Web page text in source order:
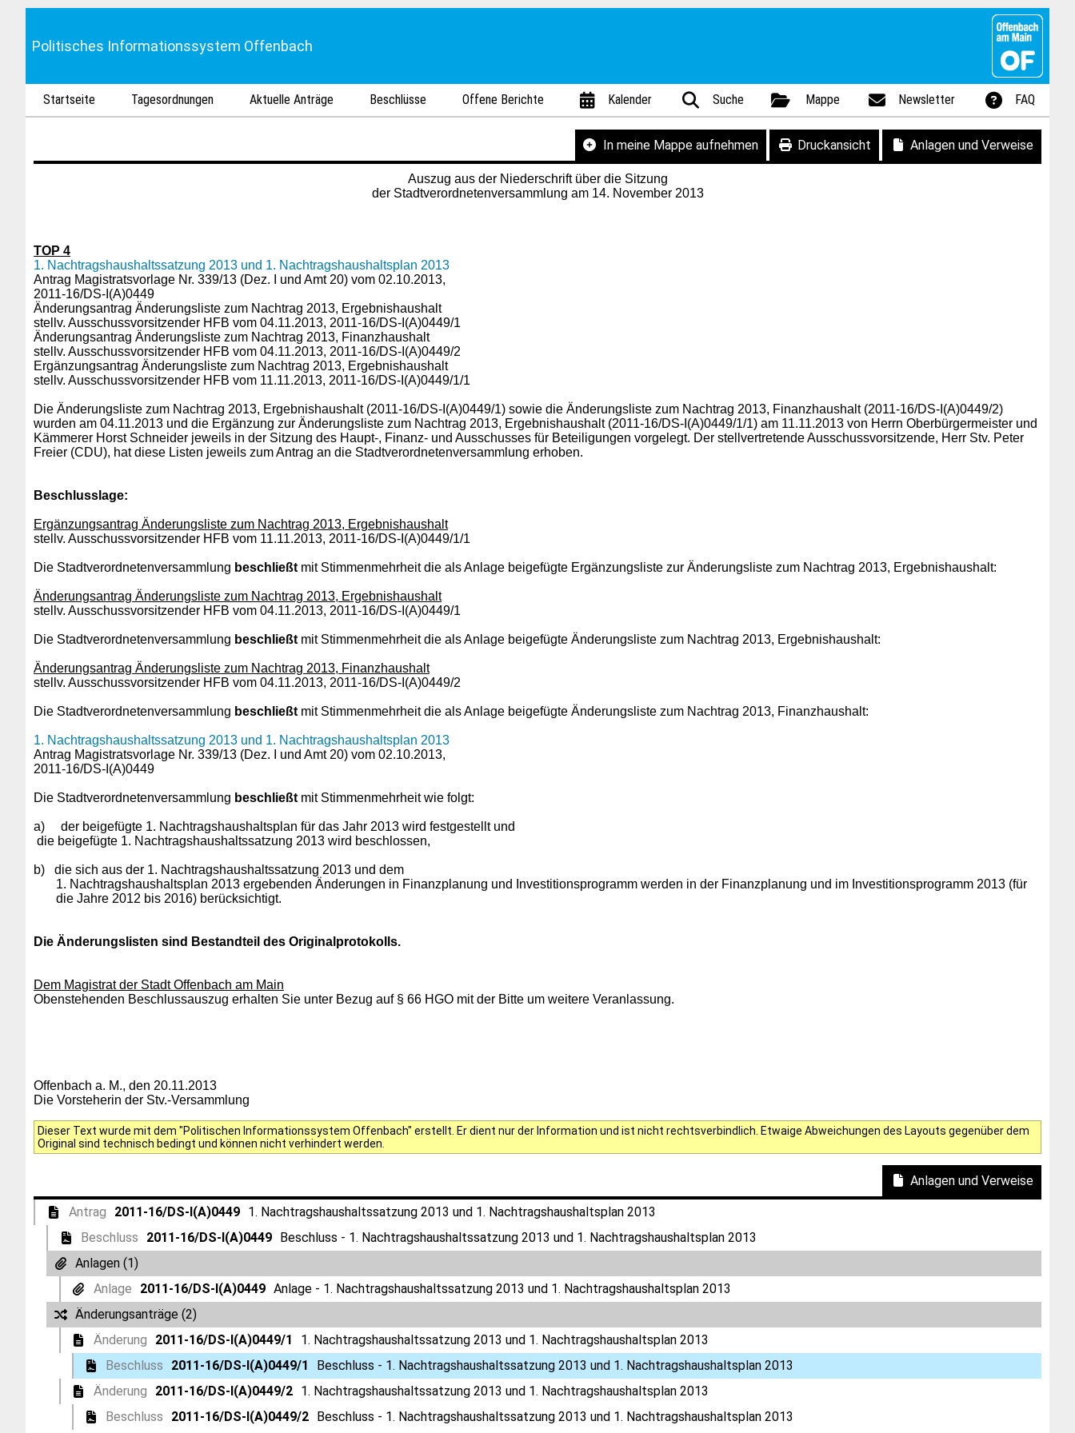
Politisches Informationssystem Offenbach
Startseite Tagesordnungen Aktuelle Anträge Beschlüsse Offene Berichte Kalender Suche Mappe Newsletter FAQ
In meine Mappe aufnehmen Druckansicht Anlagen und Verweise
Auszug aus der Niederschrift über die Sitzung
der Stadtverordnetenversammlung am 14. November 2013
TOP 4
1. Nachtragshaushaltssatzung 2013 und 1. Nachtragshaushaltsplan 2013
Antrag Magistratsvorlage Nr. 339/13 (Dez. I und Amt 20) vom 02.10.2013,
2011-16/DS-I(A)0449
Änderungsantrag Änderungsliste zum Nachtrag 2013, Ergebnishaushalt
stellv. Ausschussvorsitzender HFB vom 04.11.2013, 2011-16/DS-I(A)0449/1
Änderungsantrag Änderungsliste zum Nachtrag 2013, Finanzhaushalt
stellv. Ausschussvorsitzender HFB vom 04.11.2013, 2011-16/DS-I(A)0449/2
Ergänzungsantrag Änderungsliste zum Nachtrag 2013, Ergebnishaushalt
stellv. Ausschussvorsitzender HFB vom 11.11.2013, 2011-16/DS-I(A)0449/1/1
Die Änderungsliste zum Nachtrag 2013, Ergebnishaushalt (2011-16/DS-I(A)0449/1) sowie die Änderungsliste zum Nachtrag 2013, Finanzhaushalt (2011-16/DS-I(A)0449/2)
wurden am 04.11.2013 und die Ergänzung zur Änderungsliste zum Nachtrag 2013, Ergebnishaushalt (2011-16/DS-I(A)0449/1/1) am 11.11.2013 von Herrn Oberbürgermeister und
Kämmerer Horst Schneider jeweils in der Sitzung des Haupt-, Finanz- und Ausschusses für Beteiligungen vorgelegt. Der stellvertretende Ausschussvorsitzende, Herr Stv. Peter
Freier (CDU), hat diese Listen jeweils zum Antrag an die Stadtverordnetenversammlung erhoben.
Beschlusslage:
Ergänzungsantrag Änderungsliste zum Nachtrag 2013, Ergebnishaushalt
stellv. Ausschussvorsitzender HFB vom 11.11.2013, 2011-16/DS-I(A)0449/1/1
Die Stadtverordnetenversammlung beschließt mit Stimmenmehrheit die als Anlage beigefügte Ergänzungsliste zur Änderungsliste zum Nachtrag 2013, Ergebnishaushalt:
Änderungsantrag Änderungsliste zum Nachtrag 2013, Ergebnishaushalt
stellv. Ausschussvorsitzender HFB vom 04.11.2013, 2011-16/DS-I(A)0449/1
Die Stadtverordnetenversammlung beschließt mit Stimmenmehrheit die als Anlage beigefügte Änderungsliste zum Nachtrag 2013, Ergebnishaushalt:
Änderungsantrag Änderungsliste zum Nachtrag 2013, Finanzhaushalt
stellv. Ausschussvorsitzender HFB vom 04.11.2013, 2011-16/DS-I(A)0449/2
Die Stadtverordnetenversammlung beschließt mit Stimmenmehrheit die als Anlage beigefügte Änderungsliste zum Nachtrag 2013, Finanzhaushalt:
1. Nachtragshaushaltssatzung 2013 und 1. Nachtragshaushaltsplan 2013
Antrag Magistratsvorlage Nr. 339/13 (Dez. I und Amt 20) vom 02.10.2013,
2011-16/DS-I(A)0449
Die Stadtverordnetenversammlung beschließt mit Stimmenmehrheit wie folgt:
a)
der beigefügte 1. Nachtragshaushaltsplan für das Jahr 2013 wird festgestellt und
die beigefügte 1. Nachtragshaushaltssatzung 2013 wird beschlossen,
b) die sich aus der 1. Nachtragshaushaltssatzung 2013 und dem
1. Nachtragshaushaltsplan 2013 ergebenden Änderungen in Finanzplanung und Investitionsprogramm werden in der Finanzplanung und im Investitionsprogramm 2013 (für
die Jahre 2012 bis 2016) berücksichtigt.
Die Änderungslisten sind Bestandteil des Originalprotokolls.
Dem Magistrat der Stadt Offenbach am Main
Obenstehenden Beschlussauszug erhalten Sie unter Bezug auf § 66 HGO mit der Bitte um weitere Veranlassung.
Offenbach a. M., den 20.11.2013
Die Vorsteherin der Stv.-Versammlung
Dieser Text wurde mit dem "Politischen Informationssystem Offenbach" erstellt. Er dient nur der Information und ist nicht rechtsverbindlich. Etwaige Abweichungen des Layouts gegenüber dem
Original sind technisch bedingt und können nicht verhindert werden.
Anlagen und Verweise
Antrag 2011-16/DS-I(A)0449
1. Nachtragshaushaltssatzung 2013 und 1. Nachtragshaushaltsplan 2013
Beschluss
2011-16/DS-I(A)0449 Beschluss - 1. Nachtragshaushaltssatzung 2013 und 1. Nachtragshaushaltsplan 2013
Anlagen (1)
Anlage
2011-16/DS-I(A)0449 Anlage - 1. Nachtragshaushaltssatzung 2013 und 1. Nachtragshaushaltsplan 2013
Änderungsanträge (2)
Änderung
2011-16/DS-I(A)0449/1
1. Nachtragshaushaltssatzung 2013 und 1. Nachtragshaushaltsplan 2013
Beschluss
2011-16/DS-I(A)0449/1
Beschluss - 1. Nachtragshaushaltssatzung 2013 und 1. Nachtragshaushaltsplan 2013
Änderung
2011-16/DS-I(A)0449/2
1. Nachtragshaushaltssatzung 2013 und 1. Nachtragshaushaltsplan 2013
Beschluss
2011-16/DS-I(A)0449/2 Beschluss - 1. Nachtragshaushaltssatzung 2013 und 1. Nachtragshaushaltsplan 2013